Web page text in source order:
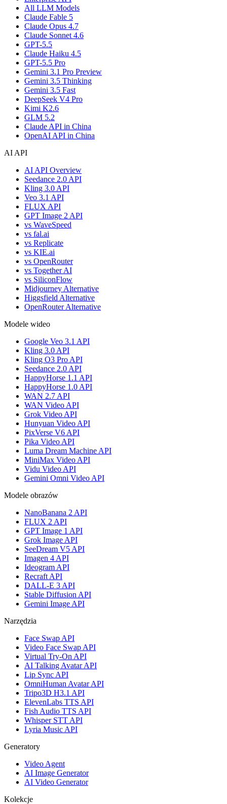
All LLM Models
Claude Fable 5
Claude Opus 4.7
Claude Sonnet 4.6
GPT-5.5
Claude Haiku 4.5
GPT-5.5 Pro
Gemini 3.1 Pro Preview
Gemini 3.5 Thinking
Gemini 3.5 Fast
DeepSeek V4 Pro
Kimi K2.6
GLM 5.2
Claude API in China
OpenAI API in China
AI API
AI API Overview
Seedance 2.0 API
Kling 3.0 API
Veo 3.1 API
FLUX API
GPT Image 2 API
vs WaveSpeed
vs fal.ai
vs Replicate
vs KIE.ai
vs OpenRouter
vs Together AI
vs SiliconFlow
Midjourney Alternative
Higgsfield Alternative
OpenRouter Alternative
Modele wideo
Google Veo 3.1 API
Kling 3.0 API
Kling O3 Pro API
Seedance 2.0 API
HappyHorse 1.1 API
HappyHorse 1.0 API
WAN 2.7 API
WAN Video API
Grok Video API
Hunyuan Video API
PixVerse V6 API
Pika Video API
Luma Dream Machine API
MiniMax Video API
Vidu Video API
Gemini Omni Video API
Modele obrazów
NanoBanana 2 API
FLUX 2 API
GPT Image 1 API
Grok Image API
SeeDream V5 API
Imagen 4 API
Ideogram API
Recraft API
DALL-E 3 API
Stable Diffusion API
Gemini Image API
Narzędzia
Face Swap API
Video Face Swap API
Virtual Try-On API
AI Talking Avatar API
Lip Sync API
OmniHuman Avatar API
Tripo3D H3.1 API
ElevenLabs TTS API
Fish Audio TTS API
Whisper STT API
Lyria Music API
Generatory
Video Agent
AI Image Generator
AI Video Generator
Kolekcje